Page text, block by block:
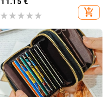
add_shopping_cart